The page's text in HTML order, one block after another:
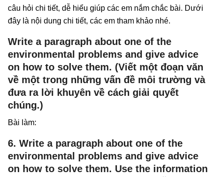
câu hỏi chi tiết, dễ hiểu giúp các em nắm chắc bài. Dưới
đây là nội dung chi tiết, các em tham khảo nhé.
Write a paragraph about one of the
environmental problems and give advice
on how to solve them. (Viết một đoạn văn
về một trong những vấn đề môi trường và
đưa ra lời khuyên về cách giải quyết
chúng.)
Bài làm:
6. Write a paragraph about one of the
environmental problems and give advice
on how to solve them. Use the information